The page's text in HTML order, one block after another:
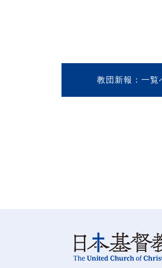
教団新報